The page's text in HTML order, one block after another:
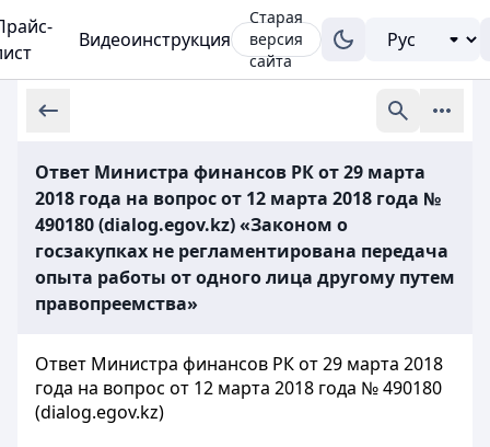
Видеоинструкция
Старая
версия
сайта
Ответ Министра финансов РК от 29 марта
2018 года на вопрос от 12 марта 2018 года №
490180 (dialog.egov.kz) «Законом о
госзакупках не регламентирована передача
опыта работы от одного лица другому путем
правопреемства»
Ответ Министра финансов РК от 29 марта 2018
года на вопрос от 12 марта 2018 года № 490180
(dialog.egov.kz)